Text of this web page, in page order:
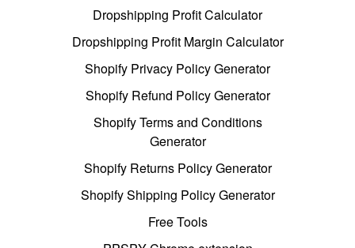
Dropshipping Profit Calculator
Dropshipping Profit Margin Calculator
Shopify Privacy Policy Generator
Shopify Refund Policy Generator
Shopify Terms and Conditions
Generator
Shopify Returns Policy Generator
Shopify Shipping Policy Generator
Free Tools